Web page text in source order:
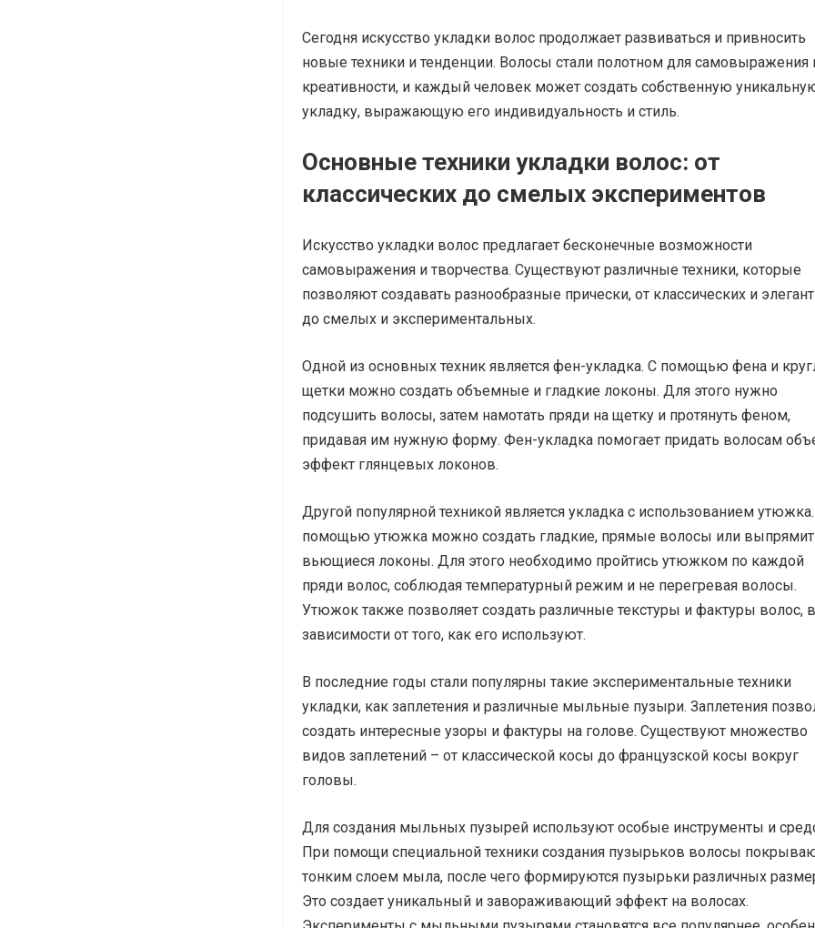
Сегодня искусство укладки волос продолжает развиваться и привносить
новые техники и тенденции. Волосы стали полотном для самовыражения
креативности, и каждый человек может создать собственную
укладку, выражающую его индивидуальность и стиль.
Основные техники укладки волос: от
классических до смелых экспериментов
Искусство укладки волос предлагает бесконечные возможности
самовыражения и творчества. Существуют различные техники, которые
позволяют создавать разнообразные прически, от классических и
до смелых и экспериментальных.
Одной из основных техник является фен-укладка. С помощью фена и
щетки можно создать объемные и гладкие локоны. Для этого нужно
подсушить волосы, затем намотать пряди на щетку и протянуть феном,
придавая им нужную форму. Фен-укладка помогает придать волосам
эффект глянцевых локонов.
Другой популярной техникой является укладка с использованием
помощью утюжка можно создать гладкие, прямые волосы или
вьющиеся локоны. Для этого необходимо пройтись утюжком по каждой
пряди волос, соблюдая температурный режим и не перегревая волосы.
Утюжок также позволяет создать различные текстуры и фактуры волос, в
зависимости от того, как его используют.
В последние годы стали популярны такие экспериментальные техники
укладки, как заплетения и различные мыльные пузыри. Заплетения
создать интересные узоры и фактуры на голове. Существуют множество
видов заплетений – от классической косы до французской косы вокруг
головы.
Для создания мыльных пузырей используют особые инструменты и
При помощи специальной техники создания пузырьков волосы
тонким слоем мыла, после чего формируются пузырьки различных
Это создает уникальный и завораживающий эффект на волосах.